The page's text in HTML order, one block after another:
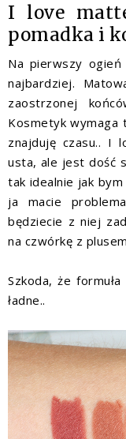
I love
pomadka i
Na pierwszy ogień
najbardziej.
zaostrzonej
Kosmetyk wymaga
znajduję czasu.. I
usta, ale jest dość
tak idealnie jak
ja macie
będziecie z niej
na czwórkę z
Szkoda, że
ładne..